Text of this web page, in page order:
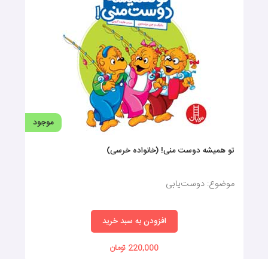
موجود
تو همیشه دوست منی! (خانواده خرسی)
موضوع: دوست‌یابی
افزودن به سبد خرید
220,000 تومان